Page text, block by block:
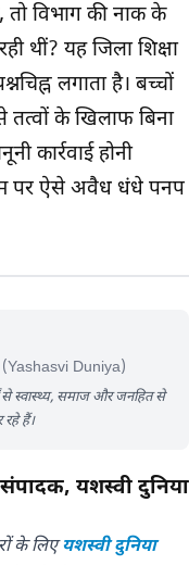
तो विभाग की नाक के
थीं? यह जिला शिक्षा
लगाता है। बच्चों
तत्वों के खिलाफ बिना
कार्रवाई होनी
पर ऐसे अवैध धंधे पनप
(Yashasvi Duniya)
से स्वास्थ्य, समाज और जनहित से
रहे हैं।
यशस्वी दुनिया
के लिएयशस्वी दुनिया